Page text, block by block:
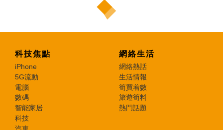
科技焦點
iPhone
5G流動
電腦
數碼
智能家居
科技
汽車
網絡生活
網絡熱話
生活情報
筍買着數
旅遊筍料
熱門話題